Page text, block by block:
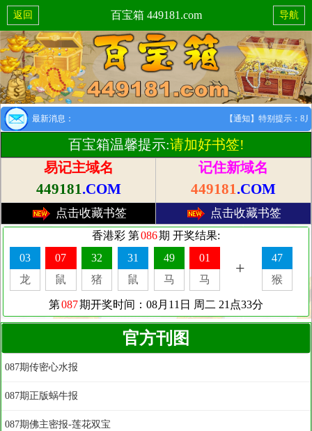
返回 百宝箱 449181.com 导航
最新消息： 【通知】特别提示：8月1
百宝箱温馨提示:请加好书签!
易记主域名
449181.COM
记住新域名
449181.COM
点击收藏书签 点击收藏书签
官方刊图
087期传密心水报
087期正版蜗牛报
087期佛主密报-莲花双宝